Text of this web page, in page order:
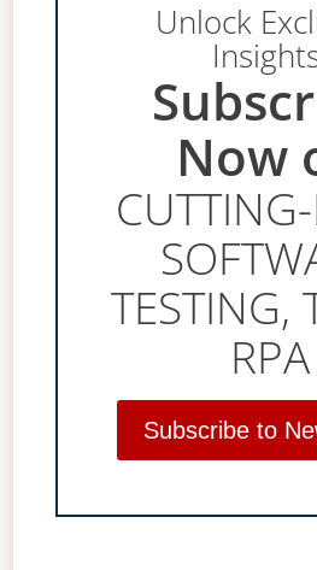
Unlock
Now
TESTING,
RPA
Subscribe to